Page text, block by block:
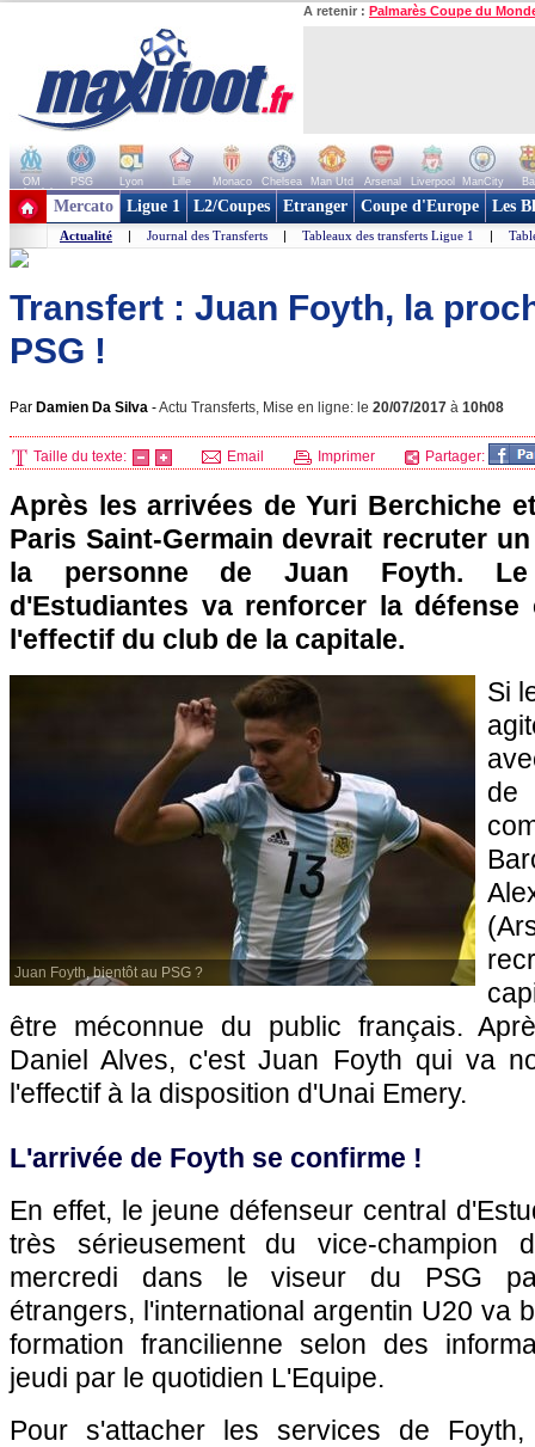
A retenir : Palmarès Coupe du
OM PSG Lyon Lille Monaco Chelsea Man Utd Arsenal Liverpool ManCity
+ de clubs
Mercato Ligue 1 L2/Coupes Etranger Coupe d'Europe Les
Actualité | Journal des Transferts | Tableaux des transferts Ligue 1 |
Transfert : Juan Foyth, la
PSG !
Par Damien Da Silva -Actu Transferts, Mise en ligne: le 20/07/2017 à 10h08
Taille du texte: Email Imprimer Partager:
Après les arrivées de Yuri Berchiche
Paris Saint-Germain devrait recruter
la personne de Juan Foyth. Le
d'Estudiantes va renforcer la
l'effectif du club de la capitale.
Juan Foyth, bientôt au PSG ?
Si
être méconnue du public français.
Daniel Alves, c'est Juan Foyth qui va
l'effectif à la disposition d'Unai Emery.
L'arrivée de Foyth se confirme !
En effet, le jeune défenseur central
très sérieusement du vice-champion
mercredi dans le viseur du PSG
étrangers, l'international argentin U20 va
formation francilienne selon des
jeudi par le quotidien L'Equipe.
Pour s'attacher les services de